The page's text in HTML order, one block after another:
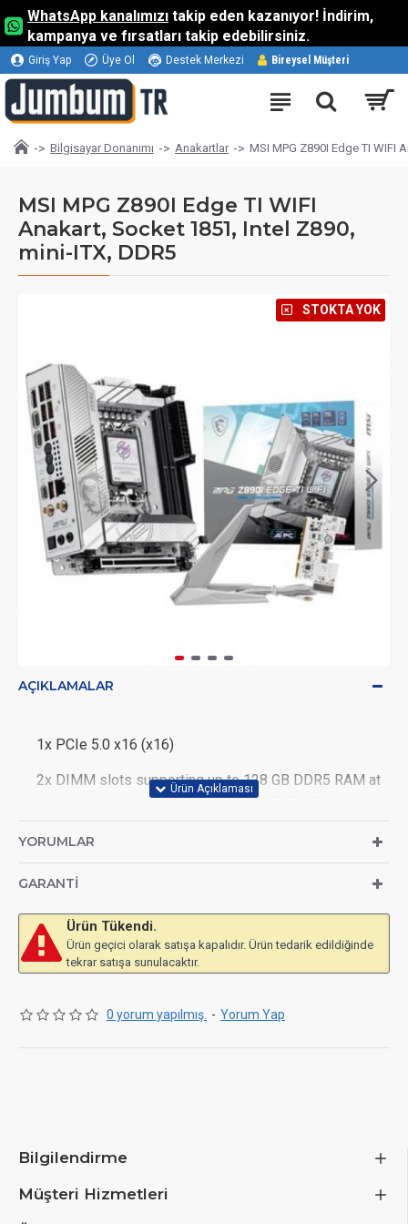
WhatsApp kanalımızı takip eden kazanıyor! İndirim,
kampanya ve fırsatları takip edebilirsiniz.
Giriş Yap Üye Ol Destek Merkezi Bireysel Müşteri
Bilgisayar Donanımı Anakartlar MSI MPG Z890I Edge TI WIFI
MSI MPG Z890I Edge TI WIFI
Anakart, Socket 1851, Intel Z890,
mini-ITX, DDR5
⠀STOKTA YOK
Ürün Tükendi.
Ürün geçici olarak satışa kapalıdır. Ürün tedarik edildiğinde
tekrar satışa sunulacaktır.
AÇIKLAMALAR
1x PCIe 5.0 x16 (x16)
2x DIMM slots supporting up to 128 GB DDR5 RAM at
speeds up to 8600 MHz (XMP 3.0 & CUDIMM support)
4x M.2 slots (1x PCIe 5.0 and 3x PCIe 4.0) / 2x SATA
USB on the I/O panel: 2x USB4, 1x USB 3.1 Type-C, 7x
USB 3.1
Overclocking features: 13-phase VRMs, CMOS reset
Supports WiFi 7 and Bluetooth 5.4
YORUMLAR
GARANTI
0 yorum yapılmış. - Yorum Yap
Bilgilendirme
Müşteri Hizmetleri